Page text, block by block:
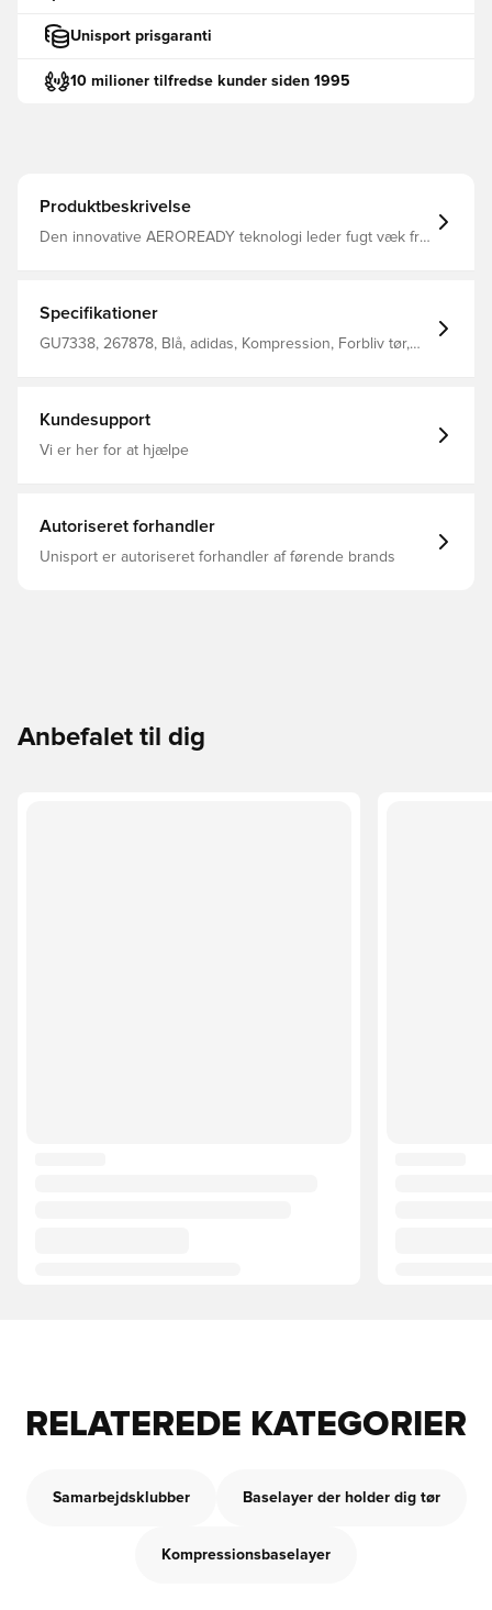
Unisport prisgaranti
10 milioner tilfredse kunder siden 1995
Produktbeskrivelse
Den innovative AEROREADY teknologi leder fugt væk fra
minimum 40% genanvendt indhold Techfit koncentrerer
musklernes energi, så de er i stand til at udvikle maksimal
styrke, hvilket gør det muligt at præstere sit ypperste i
Specifikationer
GU7338, 267878, Blå, adidas, Kompression, Forbliv tør,
Kundesupport
Vi er her for at hjælpe
Autoriseret forhandler
Unisport er autoriseret forhandler af førende brands
Anbefalet til dig
RELATEREDE KATEGORIER
Samarbejdsklubber Baselayer der holder dig tør
Kompressionsbaselayer